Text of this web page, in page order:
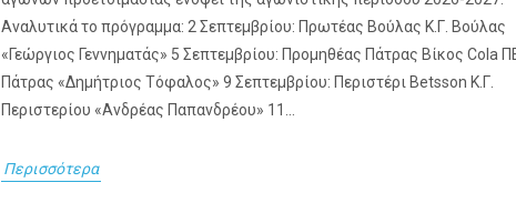
Αναλυτικά το πρόγραμμα: 2 Σεπτεμβρίου: Πρωτέας Βούλας Κ.Γ. Βούλας
«Γεώργιος Γεννηματάς» 5 Σεπτεμβρίου: Προμηθέας Πάτρας Βίκος Cola
Πάτρας «Δημήτριος Τόφαλος» 9 Σεπτεμβρίου: Περιστέρι Betsson Κ.Γ.
Περιστερίου «Ανδρέας Παπανδρέου» 11...
Περισσότερα